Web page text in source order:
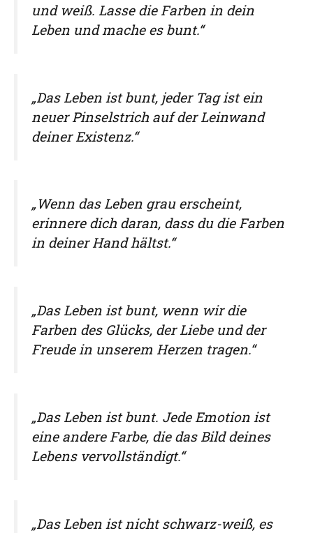
und weiß. Lasse die Farben in dein
Leben und mache es bunt.“
„Das Leben ist bunt, jeder Tag ist ein
neuer Pinselstrich auf der Leinwand
deiner Existenz.“
„Wenn das Leben grau erscheint,
erinnere dich daran, dass du die Farben
in deiner Hand hältst.“
„Das Leben ist bunt, wenn wir die
Farben des Glücks, der Liebe und der
Freude in unserem Herzen tragen.“
„Das Leben ist bunt. Jede Emotion ist
eine andere Farbe, die das Bild deines
Lebens vervollständigt.“
„Das Leben ist nicht schwarz-weiß, es